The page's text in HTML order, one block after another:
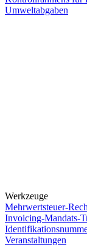
Umweltabgaben
Werkzeuge
Mehrwertsteuer-
Invoicing-Mandats-
Veranstaltungen